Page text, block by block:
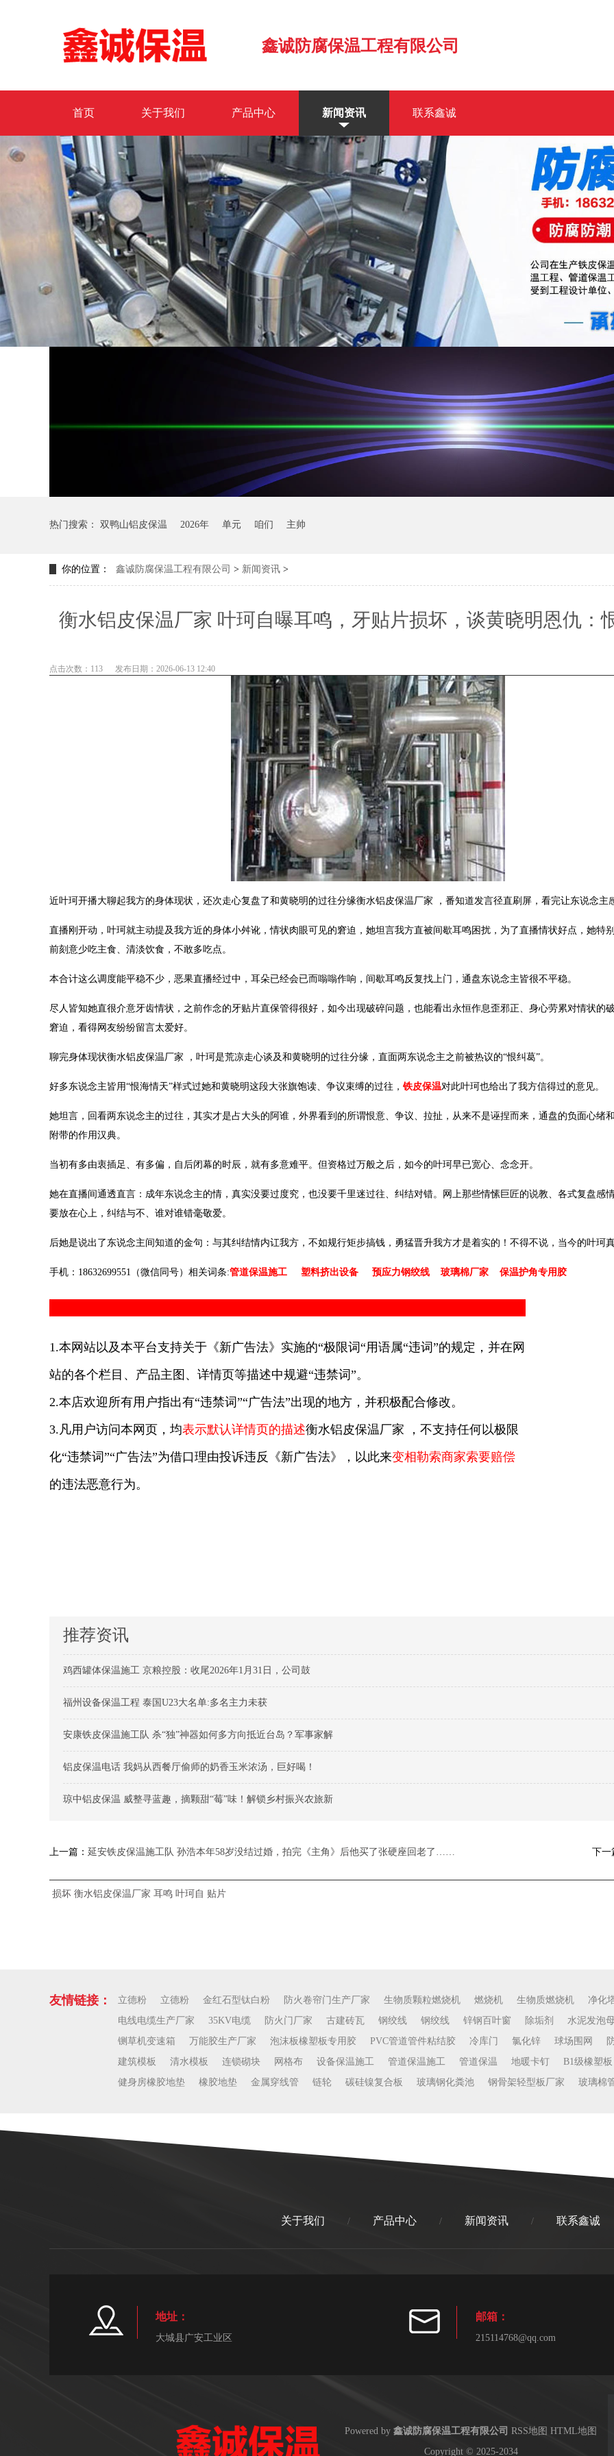
鑫诚防腐保温工程有限公司
首页 关于我们 产品中心 新闻资讯 联系鑫诚
热门搜索： 双鸭山铝皮保温 2026年 单元 咱们 主帅
你的位置： 鑫诚防腐保温工程有限公司 > 新闻资讯 >
衡水铝皮保温厂家 叶珂自曝耳鸣，牙贴片损坏，谈黄晓明恩仇：
点击次数：113 发布日期：2026-06-13 12:40
近叶珂开播大聊起我方的身体现状，还次走心复盘了和黄晓明的过往分缘衡水铝皮保温厂家 ，番知道发言径直刷屏，看完让东说念主
直播刚开动，叶珂就主动提及我方近的身体小舛讹，情状肉眼可见的窘迫，她坦言我方直被间歇耳鸣困扰，为了直播情状好点，她特
前刻意少吃主食、清淡饮食，不敢多吃点。
本合计这么调度能平稳不少，恶果直播经过中，耳朵已经会已而嗡嗡作响，间歇耳鸣反复找上门，通盘东说念主皆很不平稳。
尽人皆知她直很介意牙齿情状，之前作念的牙贴片直保管得很好，如今出现破碎问题，也能看出永恒作息歪邪正、身心劳累对情状的
窘迫，看得网友纷纷留言太爱好。
聊完身体现状衡水铝皮保温厂家 ，叶珂是荒凉走心谈及和黄晓明的过往分缘，直面两东说念主之前被热议的“恨纠葛”。
好多东说念主皆用“恨海情天”样式过她和黄晓明这段大张旗饱读、争议束缚的过往， 铁皮保温对此叶珂也给出了我方信得过的意见。
她坦言，回看两东说念主的过往，其实才是占大头的阿谁，外界看到的所谓恨意、争议、拉扯，从来不是诬捏而来，通盘的负面心绪
附带的作用汉典。
当初有多由衷插足、有多偏，自后闭幕的时辰，就有多意难平。但资格过万般之后，如今的叶珂早已宽心、念念开。
她在直播间通透直言：成年东说念主的情，真实没要过度究，也没要千里迷过往、纠结对错。网上那些情愫巨匠的说教、各式复盘感
要放在心上，纠结与不、谁对谁错毫敬爱。
后她是说出了东说念主间知道的金句：与其纠结情内讧我方，不如规行矩步搞钱，勇猛晋升我方才是着实的！不得不说，当今的叶珂真
手机：18632699551（微信同号）相关词条:管道保温施工 塑料挤出设备 预应力钢绞线 玻璃棉厂家 保温护角专用胶
1.本网站以及本平台支持关于《新广告法》实施的“极限词“用语属“违词”的规定，并在网
站的各个栏目、产品主图、详情页等描述中规避“违禁词”。
2.本店欢迎所有用户指出有“违禁词”“广告法”出现的地方，并积极配合修改。
3.凡用户访问本网页，均表示默认详情页的描述衡水铝皮保温厂家 ，不支持任何以极限
化“违禁词”“广告法”为借口理由投诉违反《新广告法》，以此来变相勒索商家索要赔偿
的违法恶意行为。
推荐资讯
鸡西罐体保温施工 京粮控股：收尾2026年1月31日，公司鼓
福州设备保温工程 泰国U23大名单:多名主力未获
安康铁皮保温施工队 杀“独”神器如何多方向抵近台岛？军事家解
铝皮保温电话 我妈从西餐厅偷师的奶香玉米浓汤，巨好喝！
琼中铝皮保温 威整寻蓝趣，摘颗甜“莓”味！解锁乡村振兴农旅新
上一篇： 延安铁皮保温施工队 孙浩本年58岁没结过婚，拍完《主角》后他买了张硬座回老了…… 下一
损坏 衡水铝皮保温厂家 耳鸣 叶珂自 贴片
友情链接： 立德粉 立德粉 金红石型钛白粉 防火卷帘门生产厂家 生物质颗粒燃烧机 燃烧机 生物质燃烧机 净化
电线电缆生产厂家
35KV电缆 防火门厂家 古建砖瓦 钢绞线 钢绞线 锌钢百叶窗 除垢剂 水泥发泡
铡草机变速箱
万能胶生产厂家 泡沫板橡塑板专用胶 PVC管道管件粘结胶 冷库门 氯化锌 球场围网
建筑模板
清水模板 连锁砌块 网格布 设备保温施工 管道保温施工 管道保温 地暖卡钉 B1级橡塑板
健身房橡胶地垫
橡胶地垫 金属穿线管 链轮 碳硅镍复合板 玻璃钢化粪池 钢骨架轻型板厂家 玻璃棉
关于我们 / 产品中心 / 新闻资讯 / 联系鑫诚
地址：
大城县广安工业区
邮箱：
215114768@qq.com
Powered by 鑫诚防腐保温工程有限公司 RSS地图 HTML地图
Copyright © 2025-2034